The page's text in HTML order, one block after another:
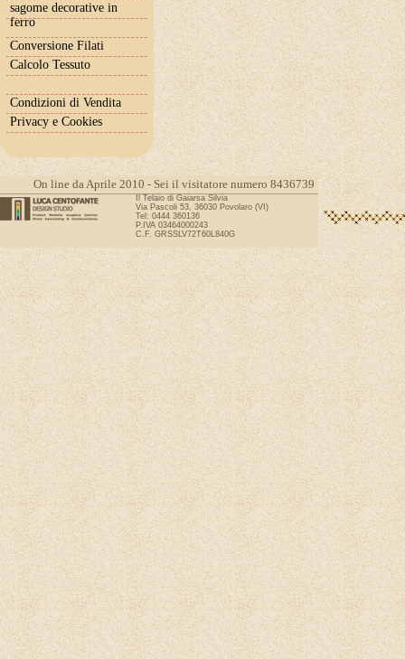
sagome decorative in
ferro
Conversione Filati
Calcolo Tessuto
Condizioni di Vendita
Privacy e Cookies
On line da Aprile 2010 - Sei il visitatore numero 8436739
Il Telaio di Gaiarsa Silvia
Via Pascoli 53, 36030 Povolaro (VI)
Tel: 0444 360136
P.IVA 03464000243
C.F. GRSSLV72T60L840G